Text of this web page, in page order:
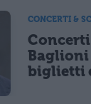
CONCERTI &
Baglioni
biglietti